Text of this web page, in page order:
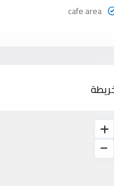
cafe area